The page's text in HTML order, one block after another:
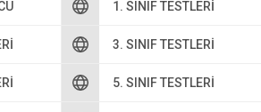
1. SINIF TESTLERI
3. SINIF TESTLERI
5. SINIF TESTLERI